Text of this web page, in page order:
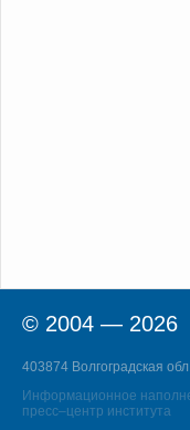
© 2004 — 2026
403874 Волгоградская
Информационное
пресс–центр института